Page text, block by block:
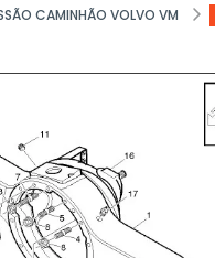
CAMINHÃO VOLVO VM